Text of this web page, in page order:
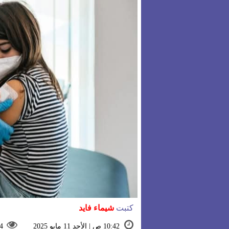
كتبتشيماء فايد
10:42 ص | الأحد 11 مايو 2025